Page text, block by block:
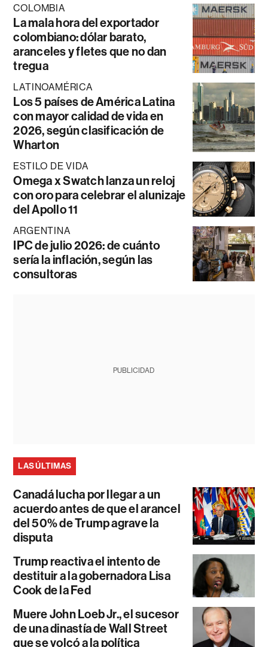
COLOMBIA
La mala hora del exportador
colombiano: dólar barato,
aranceles y fletes que no dan
tregua
LATINOAMÉRICA
Los 5 países de América Latina
con mayor calidad de vida en
2026, según clasificación de
Wharton
ESTILO DE VIDA
Omega x Swatch lanza un reloj
con oro para celebrar el alunizaje
del Apollo 11
ARGENTINA
IPC de julio 2026: de cuánto
sería la inflación, según las
consultoras
PUBLICIDAD
LAS ÚLTIMAS
Canadá lucha por llegar a un
acuerdo antes de que el arancel
del 50% de Trump agrave la
disputa
Trump reactiva el intento de
destituir a la gobernadora Lisa
Cook de la Fed
Muere John Loeb Jr., el sucesor
de una dinastía de Wall Street
que se volcó a la política